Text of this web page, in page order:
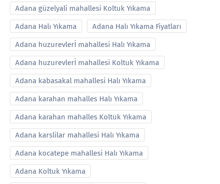
Adana güzelyali mahallesi Koltuk Yıkama
Adana Halı Yıkama Adana Halı Yıkama Fiyatları
Adana huzurevlerİ mahallesi Halı Yıkama
Adana huzurevlerİ mahallesi Koltuk Yıkama
Adana kabasakal mahallesi Halı Yıkama
Adana karahan mahalles Halı Yıkama
Adana karahan mahalles Koltuk Yıkama
Adana karslilar mahallesi Halı Yıkama
Adana kocatepe mahallesi Halı Yıkama
Adana Koltuk Yıkama